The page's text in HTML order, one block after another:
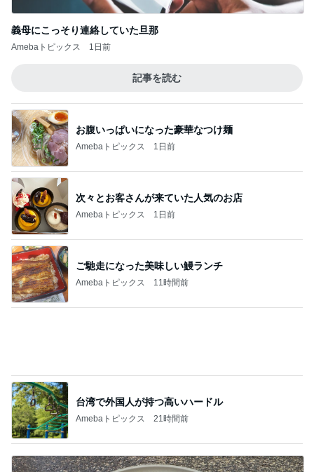
Amebaトピックス 21時間前
堀ちえみの夫 納豆喜多方ラーメン
Amebaトピックス
記事を読む
若乃花 今日の堅忍不抜の気持ち
不作の中大豊作のピンクレモン
Amebaトピックス 1日前
好みではなかったカルディの即席めん
Amebaトピックス 22時間前